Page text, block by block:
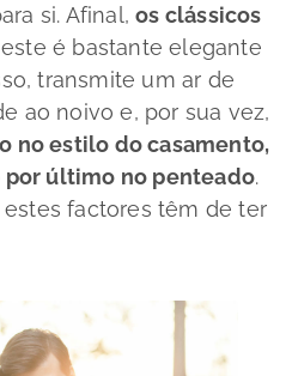
si. Afinal,os clássicos
este é bastante elegante
transmite um ar de
ao noivo e, por sua vez,
no estilo do casamento,
por último no penteado.
factores têm de ter